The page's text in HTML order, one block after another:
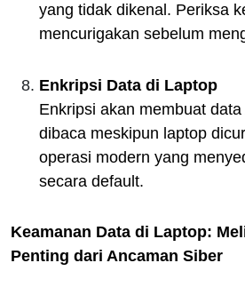
yang tidak dikenal. Periksa
mencurigakan sebelum
Enkripsi Data di Laptop
Enkripsi akan membuat
dibaca meskipun laptop
operasi modern yang
secara default.
Keamanan Data di Laptop:
Penting dari Ancaman Siber